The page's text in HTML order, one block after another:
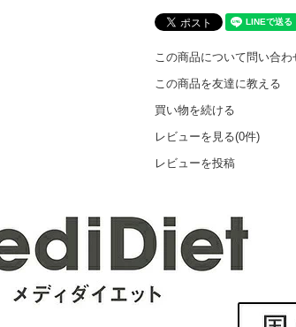
この商品について問い合わ
この商品を友達に教える
買い物を続ける
レビューを見る(0件)
レビューを投稿